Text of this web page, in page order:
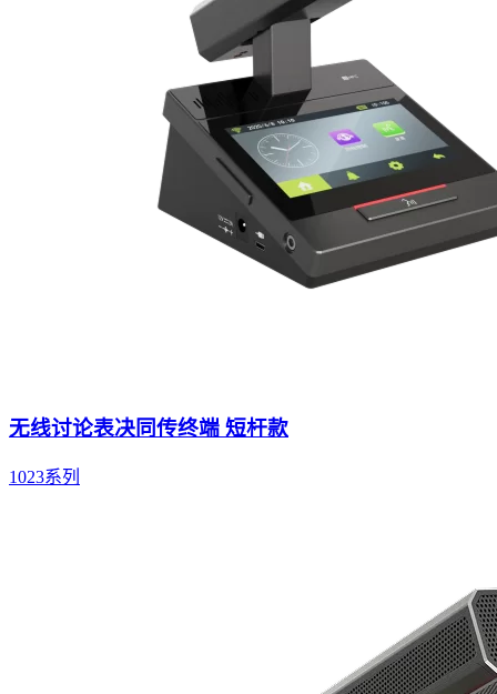
无线讨论表决同传终端 短杆款
1023系列